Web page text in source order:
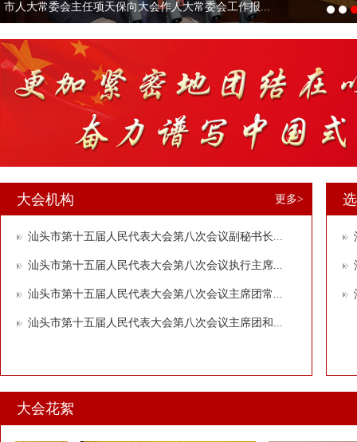
市人大常委会主任项天保向大会作人大常委会工作报...
大会机构 更多>
汕头市第十五届人民代表大会第八次会议副秘书长...
汕头市第十五届人民代表大会第八次会议执行主席...
汕头市第十五届人民代表大会第八次会议主席团常...
汕头市第十五届人民代表大会第八次会议主席团和...
大会花絮